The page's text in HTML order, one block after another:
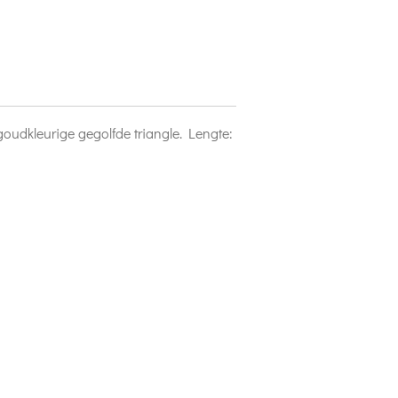
gegolfde triangle. Lengte: